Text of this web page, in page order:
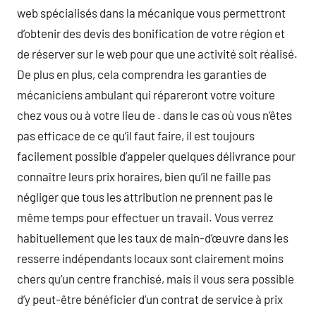
web spécialisés dans la mécanique vous permettront
d’obtenir des devis des bonification de votre région et
de réserver sur le web pour que une activité soit réalisé.
De plus en plus, cela comprendra les garanties de
mécaniciens ambulant qui répareront votre voiture
chez vous ou à votre lieu de . dans le cas où vous n’êtes
pas efficace de ce qu’il faut faire, il est toujours
facilement possible d’appeler quelques délivrance pour
connaître leurs prix horaires, bien qu’il ne faille pas
négliger que tous les attribution ne prennent pas le
même temps pour effectuer un travail. Vous verrez
habituellement que les taux de main-d’œuvre dans les
resserre indépendants locaux sont clairement moins
chers qu’un centre franchisé, mais il vous sera possible
d’y peut-être bénéficier d’un contrat de service à prix